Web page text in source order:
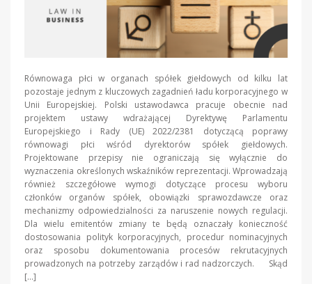
Równowaga płci w organach spółek giełdowych od kilku lat
pozostaje jednym z kluczowych zagadnień ładu korporacyjnego w
Unii Europejskiej. Polski ustawodawca pracuje obecnie nad
projektem ustawy wdrażającej Dyrektywę Parlamentu
Europejskiego i Rady (UE) 2022/2381 dotyczącą poprawy
równowagi płci wśród dyrektorów spółek giełdowych.
Projektowane przepisy nie ograniczają się wyłącznie do
wyznaczenia określonych wskaźników reprezentacji. Wprowadzają
również szczegółowe wymogi dotyczące procesu wyboru
członków organów spółek, obowiązki sprawozdawcze oraz
mechanizmy odpowiedzialności za naruszenie nowych regulacji.
Dla wielu emitentów zmiany te będą oznaczały konieczność
dostosowania polityk korporacyjnych, procedur nominacyjnych
oraz sposobu dokumentowania procesów rekrutacyjnych
prowadzonych na potrzeby zarządów i rad nadzorczych. Skąd
[…]